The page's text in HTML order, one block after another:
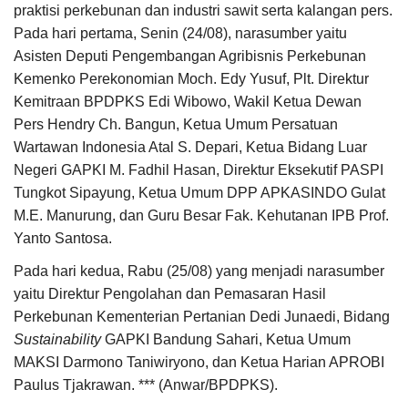
praktisi perkebunan dan industri sawit serta kalangan pers.
Pada hari pertama, Senin (24/08), narasumber yaitu
Asisten Deputi Pengembangan Agribisnis Perkebunan
Kemenko Perekonomian Moch. Edy Yusuf, Plt. Direktur
Kemitraan BPDPKS Edi Wibowo, Wakil Ketua Dewan
Pers Hendry Ch. Bangun, Ketua Umum Persatuan
Wartawan Indonesia Atal S. Depari, Ketua Bidang Luar
Negeri GAPKI M. Fadhil Hasan, Direktur Eksekutif PASPI
Tungkot Sipayung, Ketua Umum DPP APKASINDO Gulat
M.E. Manurung, dan Guru Besar Fak. Kehutanan IPB Prof.
Yanto Santosa.
Pada hari kedua, Rabu (25/08) yang menjadi narasumber
yaitu Direktur Pengolahan dan Pemasaran Hasil
Perkebunan Kementerian Pertanian Dedi Junaedi, Bidang
SustainabilityGAPKI Bandung Sahari, Ketua Umum
MAKSI Darmono Taniwiryono, dan Ketua Harian APROBI
Paulus Tjakrawan. *** (Anwar/BPDPKS).